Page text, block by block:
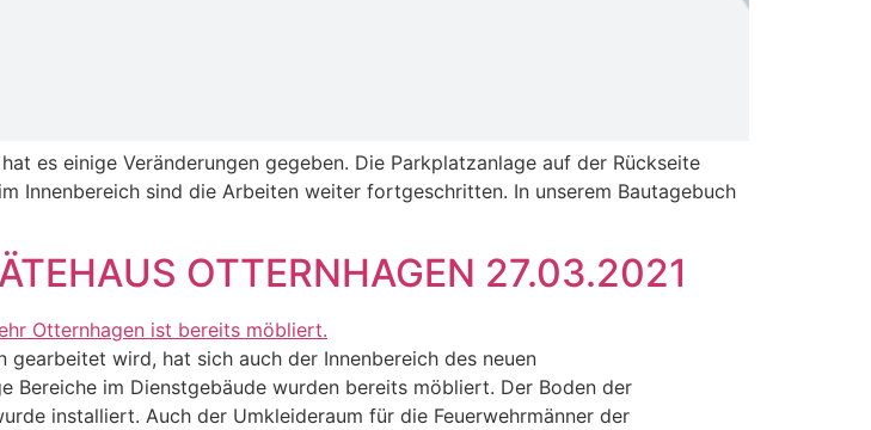
es einige Veränderungen gegeben. Die Parkplatzanlage auf der Rückseite
Innenbereich sind die Arbeiten weiter fortgeschritten. In unserem Bautagebuch
OTTERNHAGEN 27.03.2021
wird, hat sich auch der Innenbereich des neuen
Bereiche im Dienstgebäude wurden bereits möbliert. Der Boden der
installiert. Auch der Umkleideraum für die Feuerwehrmänner der